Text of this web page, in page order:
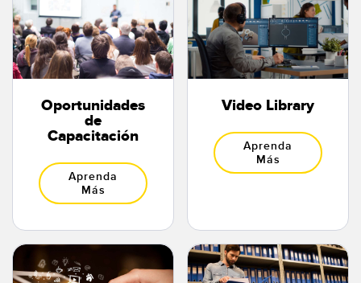
Oportunidades
de
Capacitación
Aprenda
Más
Video Library
Aprenda
Más